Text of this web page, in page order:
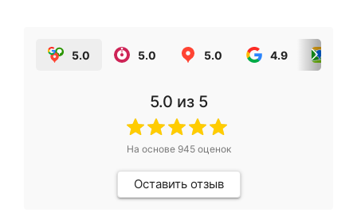
5.0 5.0 5.0 4.9
5.0 из 5
На основе 945оценок
Оставить отзыв